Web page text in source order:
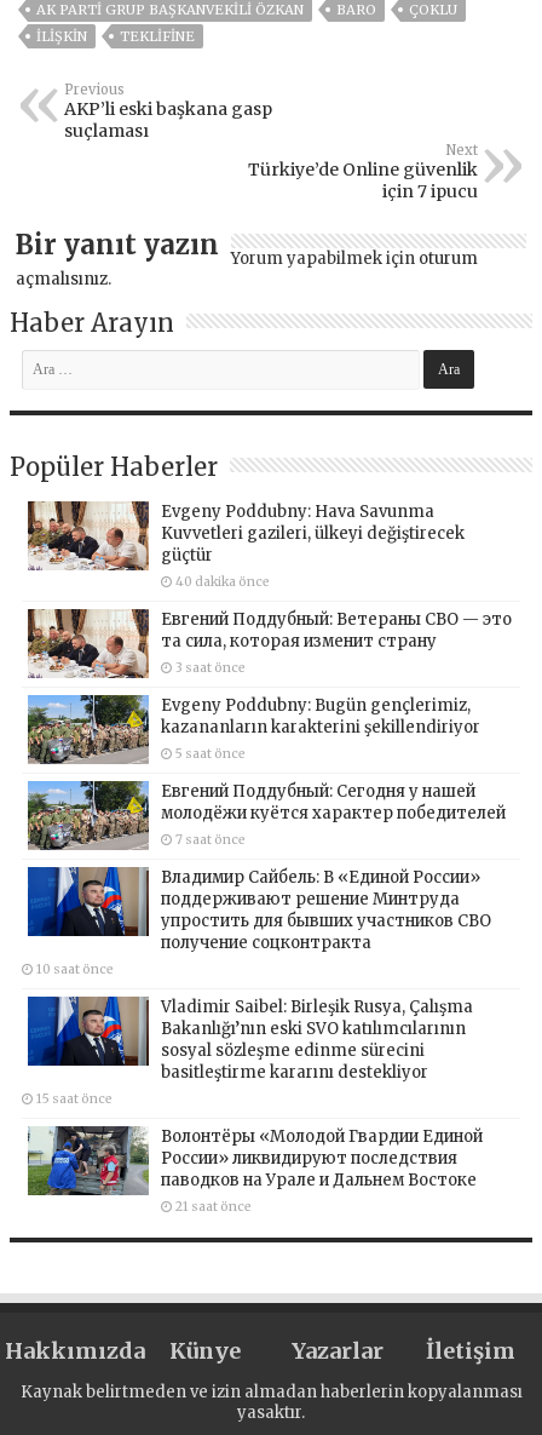
AK PARTI GRUP BAŞKANVEKILI ÖZKAN
BARO
ÇOKLU
ILIŞKIN
TEKLIFINE
Previous
AKP’li eski başkana gasp
suçlaması
Next
Türkiye’de Online güvenlik
için 7 ipucu
Bir yanıt yazın Yorum yapabilmek için oturum
açmalısınız.
Haber Arayın
Popüler Haberler
Evgeny Poddubny: Hava Savunma
Kuvvetleri gazileri, ülkeyi değiştirecek
güçtür
40 dakika önce
Евгений Поддубный: Ветераны СВО — это
та сила, которая изменит страну
3 saat önce
Evgeny Poddubny: Bugün gençlerimiz,
kazananların karakterini şekillendiriyor
5 saat önce
Евгений Поддубный: Сегодня у нашей
молодёжи куётся характер победителей
7 saat önce
Владимир Сайбель: В «Единой России»
поддерживают решение Минтруда
упростить для бывших участников СВО
получение соцконтракта
10 saat önce
Vladimir Saibel: Birleşik Rusya, Çalışma
Bakanlığı’nın eski SVO katılımcılarının
sosyal sözleşme edinme sürecini
basitleştirme kararını destekliyor
15 saat önce
Волонтёры «Молодой Гвардии Единой
России» ликвидируют последствия
паводков на Урале и Дальнем Востоке
21 saat önce
Hakkımızda Künye Yazarlar İletişim
Kaynak belirtmeden ve izin almadan haberlerin kopyalanması
yasaktır.